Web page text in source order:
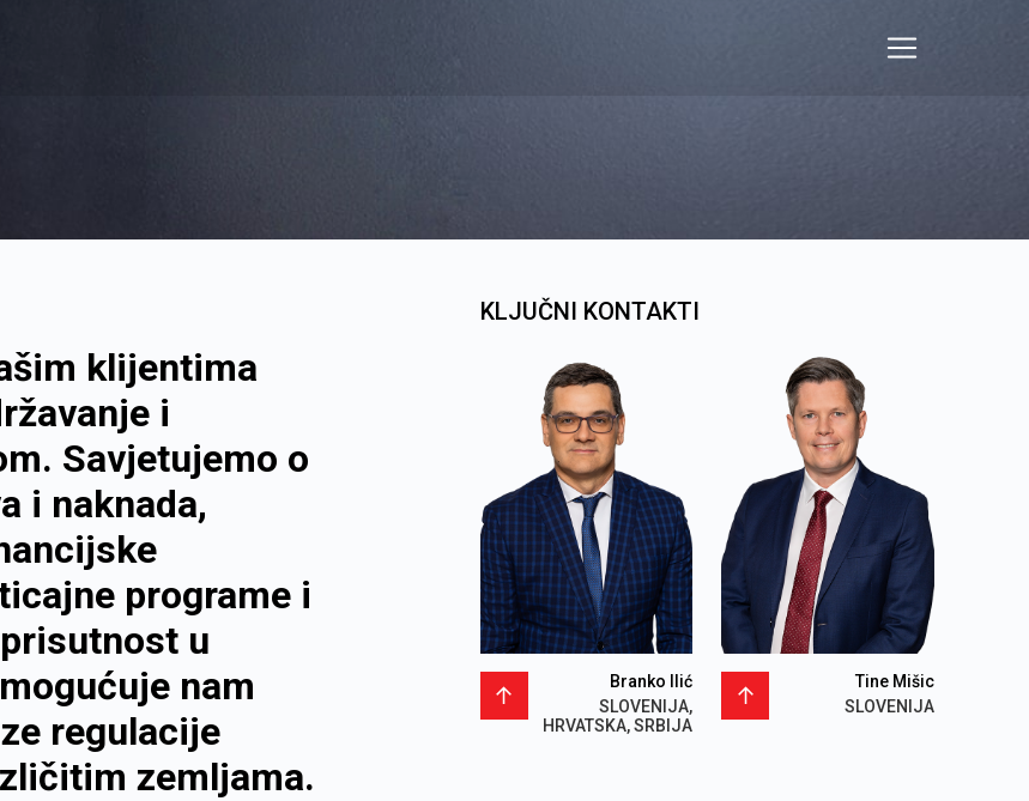
klijentima
i
Savjetujemo o
i naknada,
programe i
u
nam
regulacije
zemljama.
KLJUČNI KONTAKTI
Branko Ilić
SLOVENIJA,
HRVATSKA, SRBIJA
Tine Mišic
SLOVENIJA